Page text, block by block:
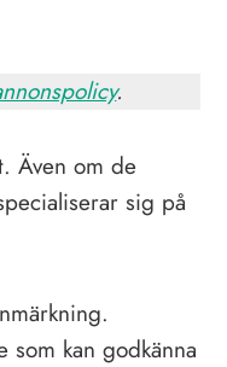
.
Även om de
sig på
som kan godkänna